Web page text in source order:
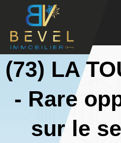
(73) LA
- Rare
sur le